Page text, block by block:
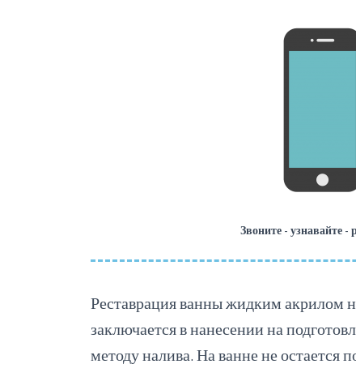
Звоните - узнавайте -
Реставрация ванны жидким акрилом
заключается в нанесении на
методу налива. На ванне не остается